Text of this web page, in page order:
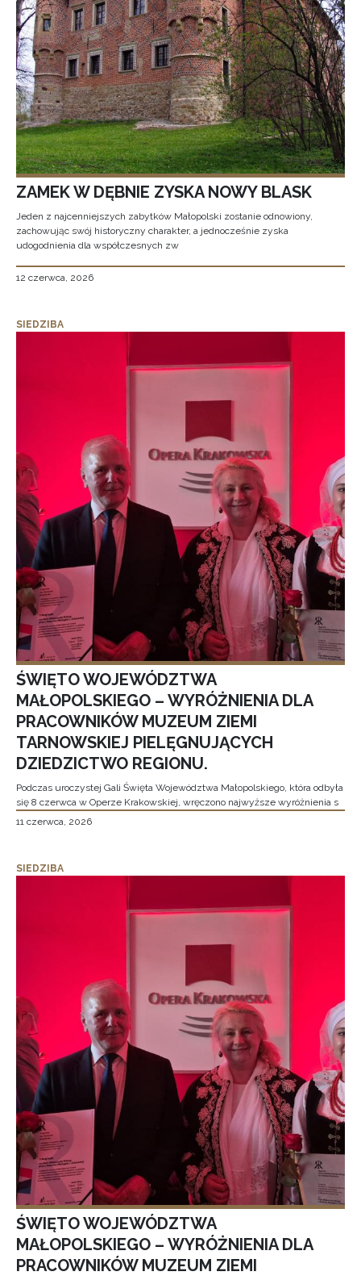
ZAMEK W DĘBNIE ZYSKA NOWY BLASK
Jeden z najcenniejszych zabytków Małopolski zostanie odnowiony,
zachowując swój historyczny charakter, a jednocześnie zyska
udogodnienia dla współczesnych zw
12 czerwca, 2026
SIEDZIBA
ŚWIĘTO WOJEWÓDZTWA
MAŁOPOLSKIEGO – WYRÓŻNIENIA DLA
PRACOWNIKÓW MUZEUM ZIEMI
TARNOWSKIEJ PIELĘGNUJĄCYCH
DZIEDZICTWO REGIONU.
Podczas uroczystej Gali Święta Województwa Małopolskiego, która odbyła
się 8 czerwca w Operze Krakowskiej, wręczono najwyższe wyróżnienia s
11 czerwca, 2026
SIEDZIBA
ŚWIĘTO WOJEWÓDZTWA
MAŁOPOLSKIEGO – WYRÓŻNIENIA DLA
PRACOWNIKÓW MUZEUM ZIEMI